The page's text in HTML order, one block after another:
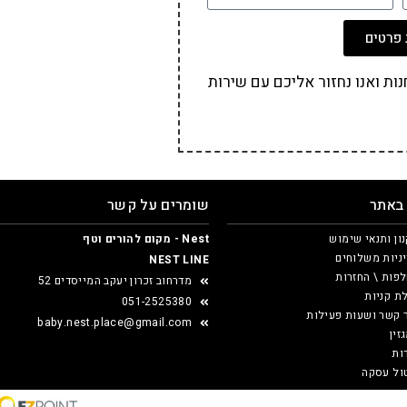
ואנו נחזור אליכם עם שירות
באתר
ותנאי שימוש
משלוחים
\ החזרות
קניות
קשר ושעות פעילות
עסקה
שומרים על קשר
Nest - מקום להורים וטף
NEST LINE
מדרחוב זכרון יעקב המייסדים 52
051-2525380
baby.nest.place@gmail.com